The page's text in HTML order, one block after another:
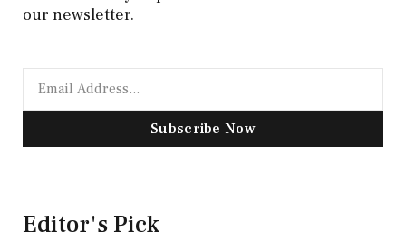
our newsletter.
Subscribe Now
Editor's Pick